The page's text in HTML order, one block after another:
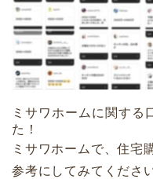
ミサワホームに関する
た！
ミサワホームで、住宅
参考にしてみてください